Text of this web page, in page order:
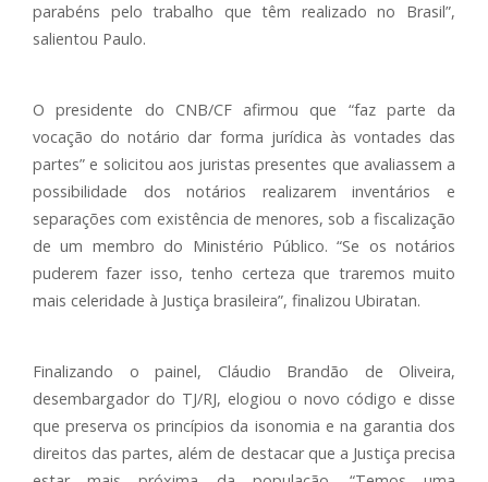
parabéns pelo trabalho que têm realizado no Brasil”,
salientou Paulo.
O presidente do CNB/CF afirmou que “faz parte da
vocação do notário dar forma jurídica às vontades das
partes” e solicitou aos juristas presentes que avaliassem a
possibilidade dos notários realizarem inventários e
separações com existência de menores, sob a fiscalização
de um membro do Ministério Público. “Se os notários
puderem fazer isso, tenho certeza que traremos muito
mais celeridade à Justiça brasileira”, finalizou Ubiratan.
Finalizando o painel, Cláudio Brandão de Oliveira,
desembargador do TJ/RJ, elogiou o novo código e disse
que preserva os princípios da isonomia e na garantia dos
direitos das partes, além de destacar que a Justiça precisa